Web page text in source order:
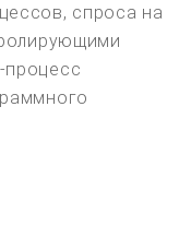
спроса на